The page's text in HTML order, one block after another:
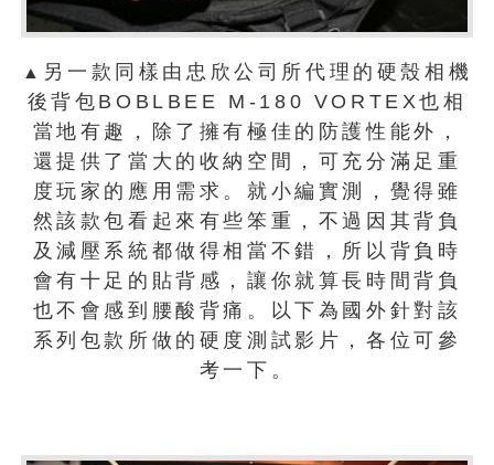
▲ 另一款同樣由忠欣公司所代理的硬殼相機
後背包BOBLBEE M-180 VORTEX也相
當地有趣，除了擁有極佳的防護性能外，
還提供了當大的收納空間，可充分滿足重
度玩家的應用需求。就小編實測，覺得雖
然該款包看起來有些笨重，不過因其背負
及減壓系統都做得相當不錯，所以背負時
會有十足的貼背感，讓你就算長時間背負
也不會感到腰酸背痛。以下為國外針對該
系列包款所做的硬度測試影片，各位可參
考一下。